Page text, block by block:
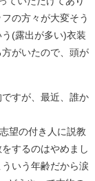
の方々が大変そう
(露出が多い)衣装
がいたので、頭が
すが、最近、誰か
望の付き人に説教
するのはやめまし
いう年齢だから涙